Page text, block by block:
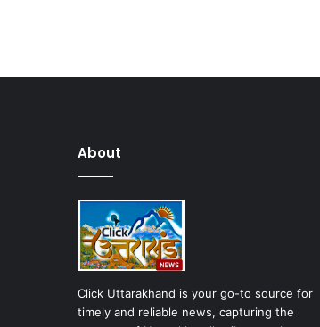
About
Click Uttarakhand is your go-to source for
timely and reliable news, capturing the